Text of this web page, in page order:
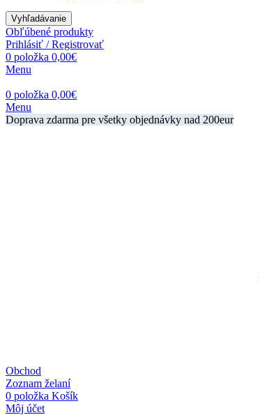
Vyhľadávanie
Obľúbené produkty
Prihlásiť / Registrovať
0 položka 0,00€
Menu
0 položka 0,00€
Menu
Doprava zdarma pre všetky objednávky nad 200eur
Obchod
Zoznam želaní
0 položka Košík
Môj účet